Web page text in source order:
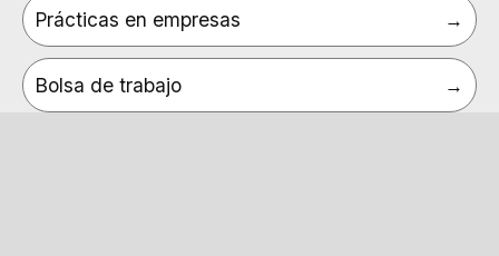
Prácticas en empresas
Bolsa de trabajo